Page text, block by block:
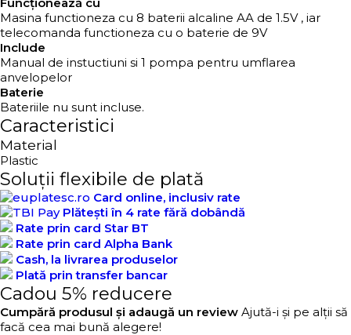
Masina functioneza cu 8 baterii alcaline AA de 1.5V , iar
telecomanda functioneza cu o baterie de 9V
Include
Manual de instuctiuni si 1 pompa pentru umflarea
anvelopelor
Baterie
Bateriile nu sunt incluse.
Caracteristici
Material
Plastic
Soluții flexibile de plată
Card online, inclusiv rate
Plătești în 4 rate fără dobândă
Rate prin card Star BT
Rate prin card Alpha Bank
Cash, la livrarea produselor
Plată prin transfer bancar
Cadou 5% reducere
Cumpără produsul și adaugă un review Ajută-i și pe alții să
facă cea mai bună alegere!